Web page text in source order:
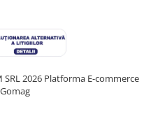
SRL 2026 Platforma E-commerce